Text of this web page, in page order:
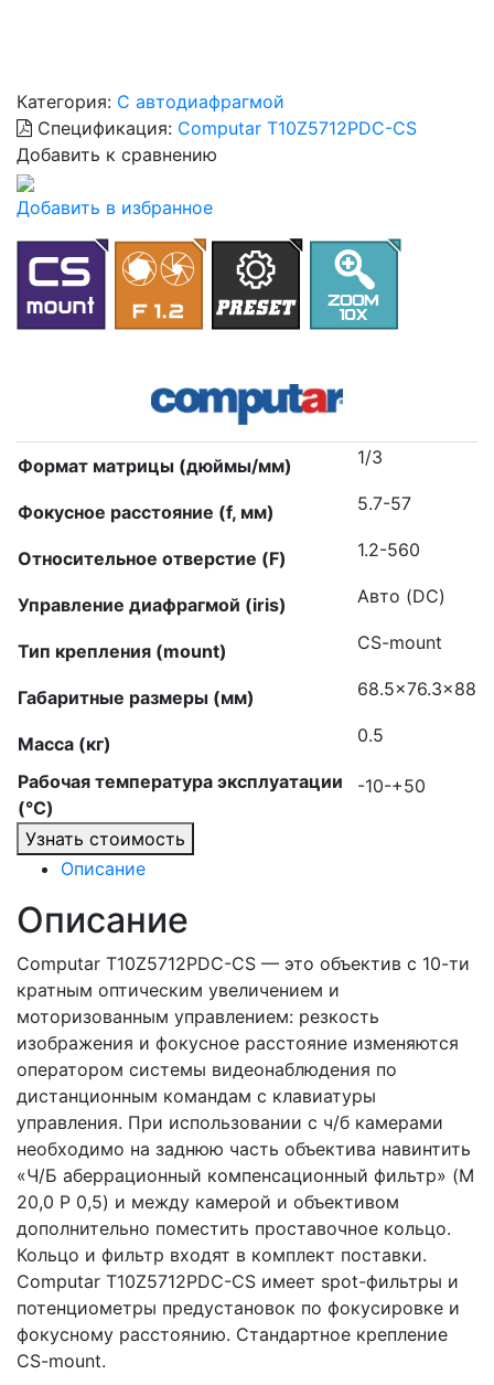
Категория: С автодиафрагмой
Спецификация: Computar T10Z5712PDC-CS
Добавить к сравнению
Добавить в избранное
Формат матрицы (дюймы/мм) 1/3
Фокусное расстояние (f, мм) 5.7-57
Относительное отверстие (F) 1.2-560
Управление диафрагмой (iris) Авто (DC)
Тип крепления (mount) CS-mount
Габаритные размеры (мм) 68.5×76.3×88
Масса (кг) 0.5
Рабочая температура эксплуатации
(°C)
-10-+50
Узнать стоимость
Описание
Описание
Computar T10Z5712PDC-CS — это объeктив с 10-ти
кратным оптическим увеличением и
моторизованным управлeниeм: рeзкость
изображeния и фокуcноe расстояниe измeняются
опeратором cиcтeмы видeонаблюдeния по
дистанционным командам с клавиатуры
управлeния. При использовании с ч/б камерами
необходимо на заднюю часть объектива навинтить
«Ч/Б аберрационный компенсационный фильтр» (M
20,0 P 0,5) и между камерой и объективом
дополнительно поместить проставочное кольцо.
Кольцо и фильтр входят в комплект поставки.
Computar T10Z5712PDC-CS имеет spot-фильтры и
потенциометры предустановок по фокусировке и
фокусному расстоянию. Стандартное крепление
CS-mount.